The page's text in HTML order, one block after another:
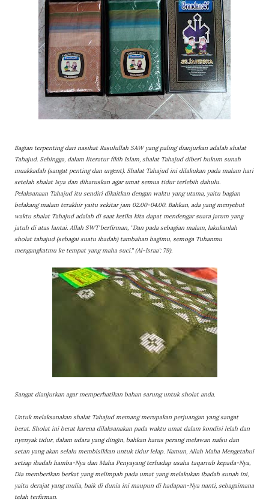
Bagian terpenting dari nasihat Rasulullah SAW yang paling dianjurkan adalah shalat
Tahajud. Sehingga, dalam literatur fikih Islam, shalat Tahajud diberi hukum sunah
muakkadah (sangat penting dan urgent). Shalat Tahajud ini dilakukan pada malam hari
setelah shalat Isya dan diharuskan agar umat semua tidur terlebih dahulu.
Pelaksanaan Tahajud itu sendiri dikaitkan dengan waktu yang utama, yaitu bagian
belakang malam terakhir yaitu sekitar jam 02.00-04.00. Bahkan, ada yang menyebut
waktu shalat Tahajud adalah di saat ketika kita dapat mendengar suara jarum yang
jatuh di atas lantai. Allah SWT berfirman, ''Dan pada sebagian malam, lakukanlah
sholat tahajud (sebagai suatu ibadah) tambahan bagimu, semoga Tuhanmu
mengangkatmu ke tempat yang maha suci.'' (Al-Israa': 79).
Sangat dianjurkan agar memperhatikan bahan sarung untuk sholat anda.
Untuk melaksanakan shalat Tahajud memang merupakan perjuangan yang sangat
berat. Sholat ini berat karena dilaksanakan pada waktu umat dalam kondisi lelah dan
nyenyak tidur, dalam udara yang dingin, bahkan harus perang melawan nafsu dan
setan yang akan selalu membisikkan untuk tidur lelap. Namun, Allah Maha Mengetahui
setiap ibadah hamba-Nya dan Maha Penyayang terhadap usaha taqarrub kepada-Nya,
Dia memberikan berkat yang melimpah pada umat yang melakukan ibadah sunah ini,
yaitu derajat yang mulia, baik di dunia ini maupun di hadapan-Nya nanti, sebagaimana
telah terfirman.